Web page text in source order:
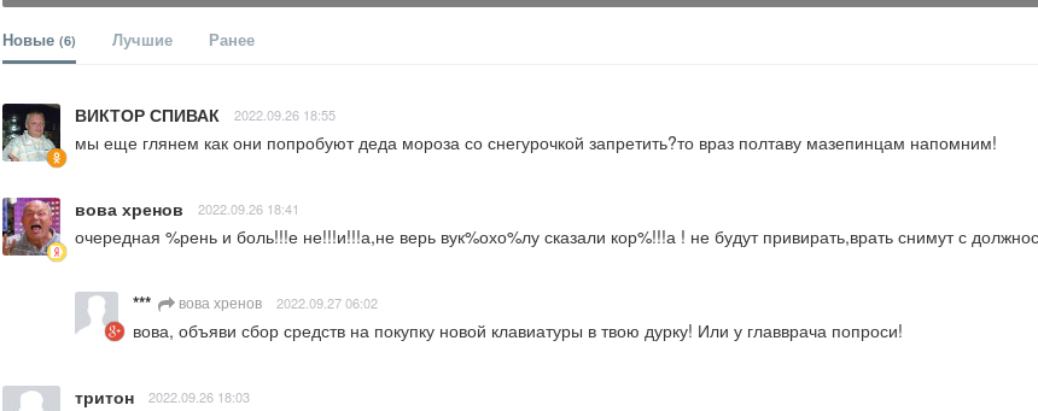
Новые (6) Лучшие Ранее
ВИКТОР СПИВАК 2022.09.26 18:55
мы еще глянем как они попробуют деда мороза со снегурочкой запретить?то враз полтаву мазепинцам напомним!
вова хренов 2022.09.26 18:41
очередная %рень и боль!!!е не!!!и!!!а,не верь вук%охо%лу сказали кор%!!!а ! не будут привирать,врать снимут с
*** вова хренов 2022.09.27 06:02
вова, объяви сбор средств на покупку новой клавиатуры в твою дурку! Или у главврача попроси!
тритон 2022.09.26 18:03